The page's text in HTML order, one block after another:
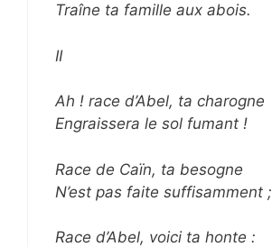
Traîne ta famille aux abois.
II
Ah ! race d’Abel, ta charogne
Engraissera le sol fumant !
Race de Caïn, ta besogne
N’est pas faite suffisamment ;
Race d’Abel, voici ta honte :